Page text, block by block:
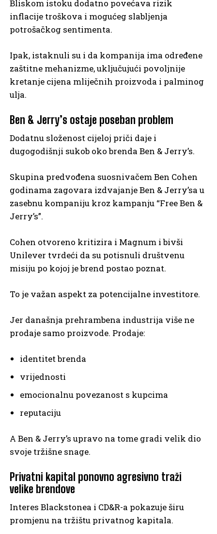
Bliskom istoku dodatno povećava rizik
inflacije troškova i mogućeg slabljenja
potrošačkog sentimenta.
Ipak, istaknuli su i da kompanija ima određene
zaštitne mehanizme, uključujući povoljnije
kretanje cijena mliječnih proizvoda i palminog
ulja.
Ben & Jerry’s ostaje poseban problem
Dodatnu složenost cijeloj priči daje i
dugogodišnji sukob oko brenda Ben & Jerry’s.
Skupina predvođena suosnivačem Ben Cohen
godinama zagovara izdvajanje Ben & Jerry’sa u
zasebnu kompaniju kroz kampanju “Free Ben &
Jerry’s”.
Cohen otvoreno kritizira i Magnum i bivši
Unilever tvrdeći da su potisnuli društvenu
misiju po kojoj je brend postao poznat.
To je važan aspekt za potencijalne investitore.
Jer današnja prehrambena industrija više ne
prodaje samo proizvode. Prodaje:
identitet brenda
vrijednosti
emocionalnu povezanost s kupcima
reputaciju
A Ben & Jerry’s upravo na tome gradi velik dio
svoje tržišne snage.
Privatni kapital ponovno agresivno traži
velike brendove
Interes Blackstonea i CD&R-a pokazuje širu
promjenu na tržištu privatnog kapitala.